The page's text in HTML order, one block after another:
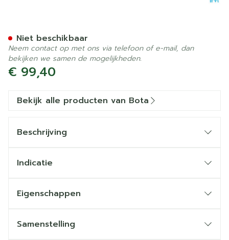
€ 99,40
Niet beschikbaar
Neem contact op met ons via telefoon of e-mail, dan
bekijken we samen de mogelijkheden.
Bekijk alle producten van Bota
Beschrijving
Indicatie
Eigenschappen
Samenstelling